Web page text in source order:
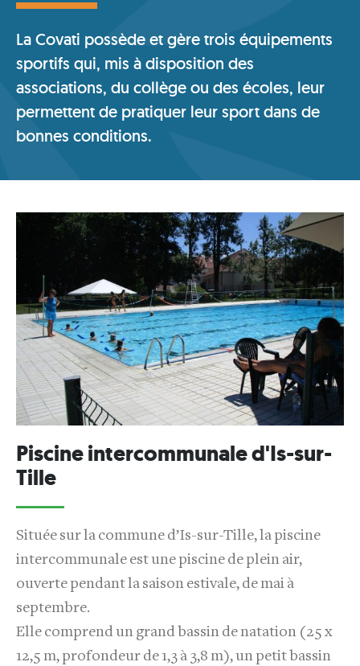
La Covati possède et gère trois équipements
sportifs qui, mis à disposition des
associations, du collège ou des écoles, leur
permettent de pratiquer leur sport dans de
bonnes conditions.
Piscine intercommunale d'Is-sur-
Tille
Située sur la commune d’Is-sur-Tille, la piscine
intercommunale est une piscine de plein air,
ouverte pendant la saison estivale, de mai à
septembre.
Elle comprend un grand bassin de natation (25 x
12,5 m, profondeur de 1,3 à 3,8 m), un petit bassin